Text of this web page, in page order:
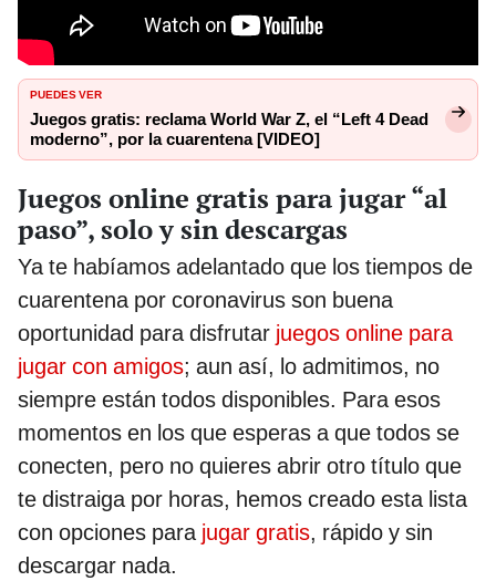
PUEDES VER
Juegos gratis: reclama World War Z, el “Left 4 Dead
moderno”, por la cuarentena [VIDEO]
Juegos online gratis para jugar “al
paso”, solo y sin descargas
Ya te habíamos adelantado que los tiempos de
cuarentena por coronavirus son buena
oportunidad para disfrutar juegos online para
jugar con amigos; aun así, lo admitimos, no
siempre están todos disponibles. Para esos
momentos en los que esperas a que todos se
conecten, pero no quieres abrir otro título que
te distraiga por horas, hemos creado esta lista
con opciones para jugar gratis, rápido y sin
descargar nada.